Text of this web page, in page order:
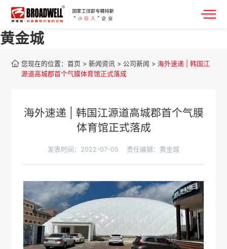
黄金城
您现在的位置：首页 >新闻资讯 > 公司新闻 >海外速递 | 韩国江
源道高城郡首个气膜体育馆正式落成
海外速递 | 韩国江源道高城郡首个气膜
体育馆正式落成
发表时间：2022-07-05 责任编辑：黄金城